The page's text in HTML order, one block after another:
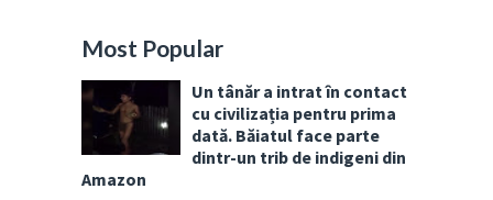
Most Popular
Un tânăr a intrat în contact
cu civilizația pentru prima
dată. Băiatul face parte
dintr-un trib de indigeni din
Amazon